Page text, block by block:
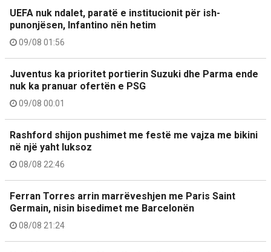
UEFA nuk ndalet, paratë e institucionit për ish-
punonjësen, Infantino nën hetim
09/08 01:56
Juventus ka prioritet portierin Suzuki dhe Parma ende
nuk ka pranuar ofertën e PSG
09/08 00:01
Rashford shijon pushimet me festë me vajza me bikini
në një yaht luksoz
08/08 22:46
Ferran Torres arrin marrëveshjen me Paris Saint
Germain, nisin bisedimet me Barcelonën
08/08 21:24